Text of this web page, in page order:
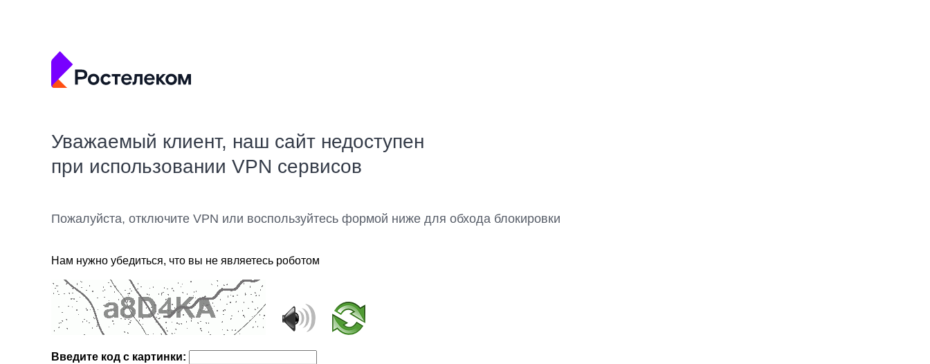
Уважаемый клиент, наш сайт недоступен
при использовании VPN сервисов
Пожалуйста, отключите VPN или воспользуйтесь формой ниже для обхода блокировки
Нам нужно убедиться, что вы не являетесь роботом
Введите код с картинки: